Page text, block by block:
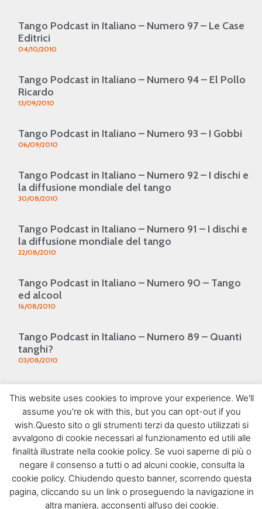
Tango Podcast in Italiano – Numero 97 – Le Case
Editrici
04/10/2010
Tango Podcast in Italiano – Numero 94 – El Pollo
Ricardo
13/09/2010
Tango Podcast in Italiano – Numero 93 – I Gobbi
06/09/2010
Tango Podcast in Italiano – Numero 92 – I dischi e
la diffusione mondiale del tango
30/08/2010
Tango Podcast in Italiano – Numero 91 – I dischi e
la diffusione mondiale del tango
22/08/2010
Tango Podcast in Italiano – Numero 90 – Tango
ed alcool
16/08/2010
Tango Podcast in Italiano – Numero 89 – Quanti
tanghi?
03/08/2010
02/08/2010
1 2 3 4 5
SEGUIMI SU FACEBOOK
PROSSIMI EVENTI
This website uses cookies to improve your experience. We'll
assume you're ok with this, but you can opt-out if you
wish.Questo sito o gli strumenti terzi da questo utilizzati si
avvalgono di cookie necessari al funzionamento ed utili alle
finalità illustrate nella cookie policy. Se vuoi saperne di più o
negare il consenso a tutti o ad alcuni cookie, consulta la
cookie policy. Chiudendo questo banner, scorrendo questa
pagina, cliccando su un link o proseguendo la navigazione in
altra maniera, acconsenti all’uso dei cookie.